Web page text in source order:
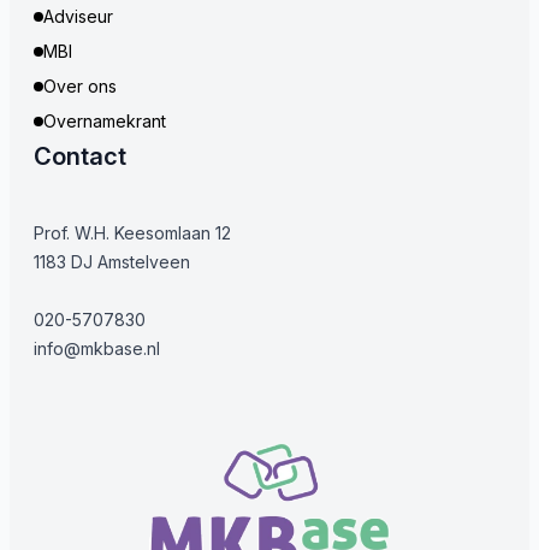
Adviseur
MBI
Over ons
Overnamekrant
Contact
Prof. W.H. Keesomlaan 12
1183 DJ Amstelveen
020-5707830
info@mkbase.nl